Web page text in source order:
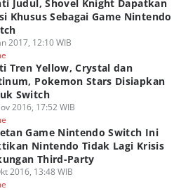
Judul, Shovel Knight Dapatkan
Khusus Sebagai Game Nintendo
2017, 12:10 WIB
Tren Yellow, Crystal dan
Pokemon Stars Disiapkan
Switch
2016, 17:52 WIB
Game Nintendo Switch Ini
Nintendo Tidak Lagi Krisis
Third-Party
2016, 13:48 WIB